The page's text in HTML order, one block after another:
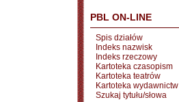
PBL ON-LINE
Spis działów
Indeks nazwisk
Indeks rzeczowy
Kartoteka czasopism
Kartoteka teatrów
Kartoteka wydawnictw
Szukaj tytułu/słowa